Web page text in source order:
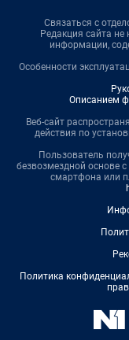
Связаться с
Редакция сайта не
информации,
Особенности
Описанием
Веб-сайт
действия по
Пользователь
безвозмездной основе
смартфона или
Политика